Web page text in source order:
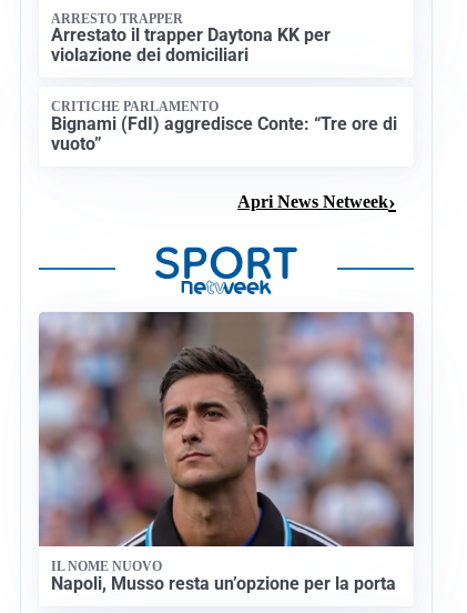
ARRESTO TRAPPER
Arrestato il trapper Daytona KK per
violazione dei domiciliari
CRITICHE PARLAMENTO
Bignami (FdI) aggredisce Conte: “Tre ore di
vuoto”
Apri News Netweek
IL NOME NUOVO
Napoli, Musso resta un’opzione per la porta